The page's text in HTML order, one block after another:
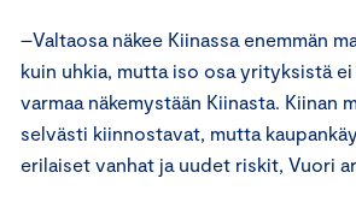
–Valtaosa näkee Kiinassa enemmän
kuin uhkia, mutta iso osa yrityksistä ei
varmaa näkemystään Kiinasta. Kiinan
selvästi kiinnostavat, mutta
erilaiset vanhat ja uudet riskit, Vuori